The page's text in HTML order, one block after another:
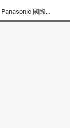
Panasonic 國際牌 NR-C454HV-N1/W1 450L 三門變頻電冰箱（雙色）